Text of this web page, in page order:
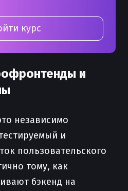
курс
и
независимо
и
пользовательского
тому, как
бэкенд на